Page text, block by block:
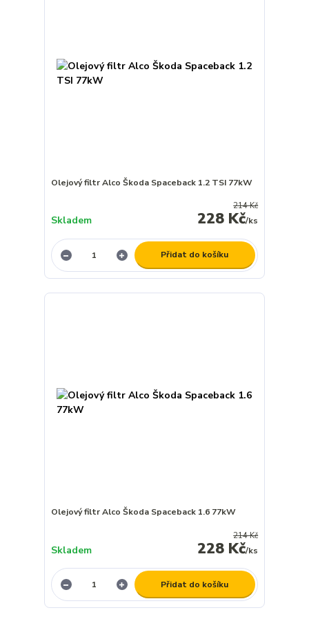
Olejový filtr Alco Škoda Spaceback 1.2 TSI 77kW
214 Kč
228 Kč/ks
Skladem
Přidat do košíku
Olejový filtr Alco Škoda Spaceback 1.6 77kW
214 Kč
228 Kč/ks
Skladem
Přidat do košíku